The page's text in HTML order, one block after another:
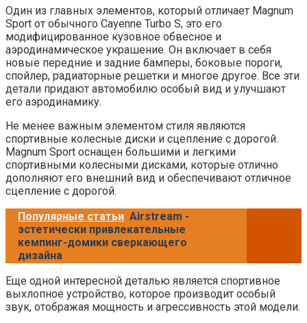
Один из главных элементов, который отличает Magnum
Sport от обычного Cayenne Turbo S, это его
модифицированное кузовное обвесное и
аэродинамическое украшение. Он включает в себя
новые передние и задние бамперы, боковые пороги,
спойлер, радиаторные решетки и многое другое. Все эти
детали придают автомобилю особый вид и улучшают
его аэродинамику.
Не менее важным элементом стиля являются
спортивные колесные диски и сцепление с дорогой.
Magnum Sport оснащен большими и легкими
спортивными колесными дисками, которые отлично
дополняют его внешний вид и обеспечивают отличное
сцепление с дорогой.
Популярные статьи Airstream -
эстетически привлекательные
кемпинг-домики сверкающего
дизайна
Еще одной интересной деталью является спортивное
выхлопное устройство, которое производит особый
звук, отображая мощность и агрессивность этой модели.